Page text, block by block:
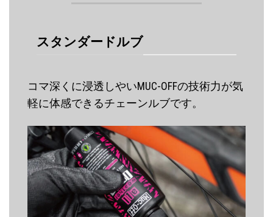
スタンダードルブ
コマ深くに浸透しやいMUC-OFFの技術力が気
軽に体感できるチェーンルブです。